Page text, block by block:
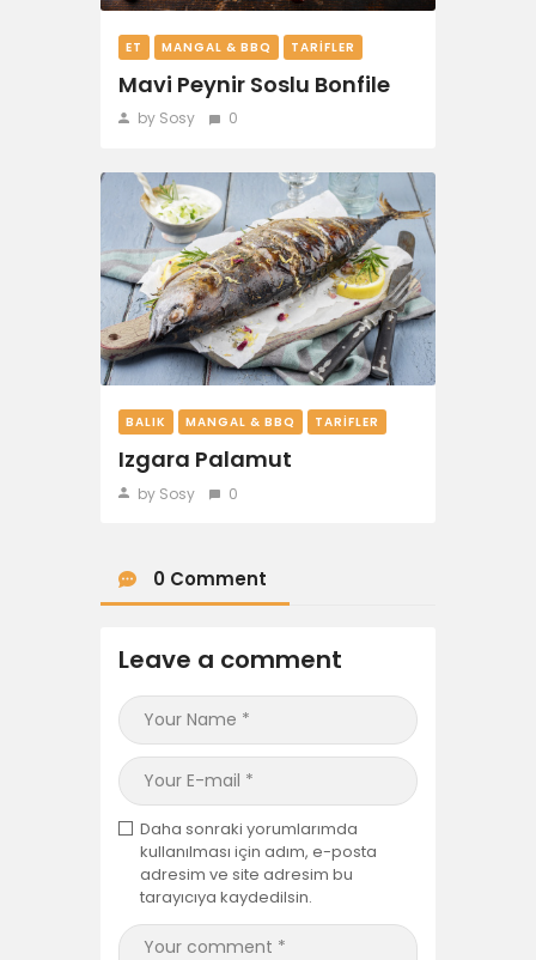
ET MANGAL & BBQ TARIFLER
Mavi Peynir Soslu Bonfile
by Sosy 0
BALIK MANGAL & BBQ TARIFLER
Izgara Palamut
by Sosy 0
0 Comment
Leave a comment
Daha sonraki yorumlarımda
kullanılması için adım, e-posta
adresim ve site adresim bu
tarayıcıya kaydedilsin.